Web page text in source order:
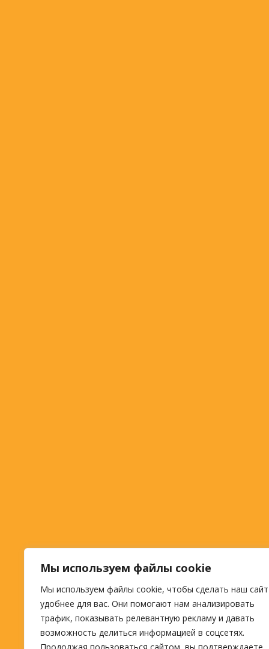
Мы используем файлы cookie
Мы используем файлы cookie, чтобы сделать наш сайт
удобнее для вас. Они помогают нам анализировать
трафик, показывать релевантную рекламу и давать
возможность делиться информацией в соцсетях.